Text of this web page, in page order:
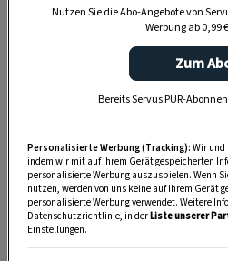
SPEICHERN
Nutzen Sie die Abo-Angebote von
Werbung ab 0,99
Zum
Bereits Servus PUR-
Personalisierte Werbung (Tracking): Wir und
indem wir mit auf Ihrem Gerät gespeicherten
personalisierte Werbung auszuspielen. Wenn
nutzen, werden von uns keine auf Ihrem Gerät
personalisierte Werbung verwendet. Weitere
Datenschutzrichtlinie, in derListe unserer
Einstellungen.